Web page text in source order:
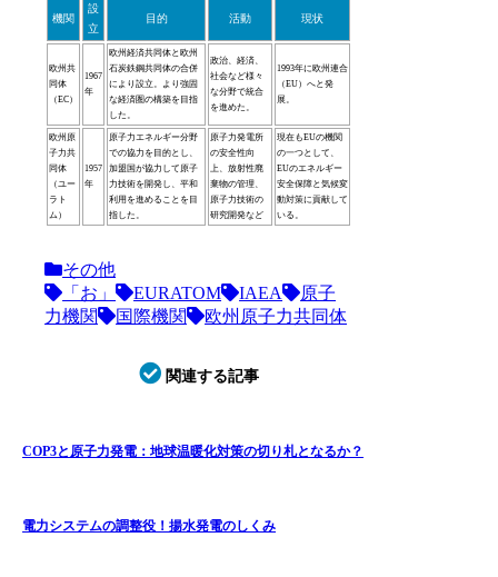
機関
設
立
目的 活動 現状
欧州共
同体
（EC）
1967
年
欧州経済共同体と欧州
石炭鉄鋼共同体の合併
により設立。より強固
な経済圏の構築を目指
した。
政治、経済、
社会など様々
な分野で統合
を進めた。
1993年に欧州連合
（EU）へと発
展。
欧州原
子力共
同体
（ユー
ラト
ム）
1957
年
原子力エネルギー分野
での協力を目的とし、
加盟国が協力して原子
力技術を開発し、平和
利用を進めることを目
指した。
原子力発電所
の安全性向
上、放射性廃
棄物の管理、
原子力技術の
研究開発など
現在もEUの機関
の一つとして、
EUのエネルギー
安全保障と気候変
動対策に貢献して
いる。
その他
「お」
EURATOM IAEA
原子
力機関
国際機関 欧州原子力共同体
関連する記事
COP3と原子力発電：地球温暖化対策の切り札となるか？
電力システムの調整役！揚水発電のしくみ